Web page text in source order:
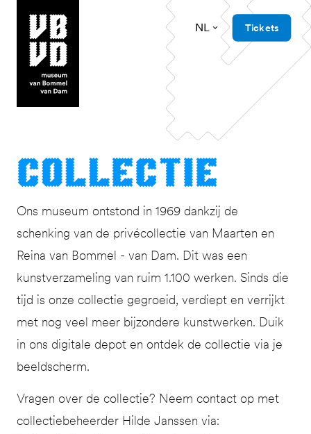
museum van Bommel van Dam
NL Tickets
Col­lec­tie
Ons museum ontstond in 1969 dankzij de
schenking van de privécollectie van Maarten en
Reina van Bommel - van Dam. Dit was een
kunstverzameling van ruim 1.100 werken. Sinds die
tijd is onze collectie gegroeid, verdiept en verrijkt
met nog veel meer bijzondere kunstwerken. Duik
in ons digitale depot en ontdek de collectie via je
beeldscherm.
Vragen over de collectie? Neem contact op met
collectiebeheerder Hilde Janssen via: